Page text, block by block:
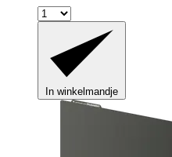
In winkelmandje